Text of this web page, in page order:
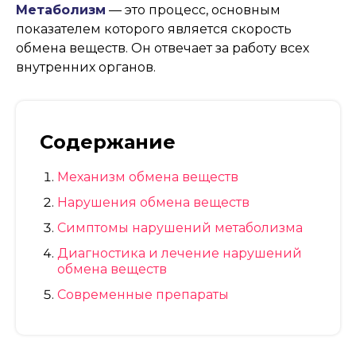
Метаболизм — это процесс, основным
показателем которого является скорость
обмена веществ. Он отвечает за работу всех
внутренних органов.
Содержание
Механизм обмена веществ
Нарушения обмена веществ
Симптомы нарушений метаболизма
Диагностика и лечение нарушений
обмена веществ
Современные препараты